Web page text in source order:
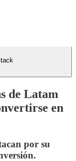
de Latam
en
por su